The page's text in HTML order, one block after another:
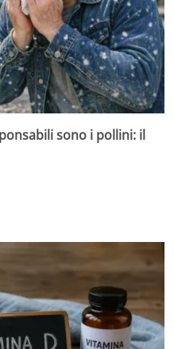
sono i pollini: il